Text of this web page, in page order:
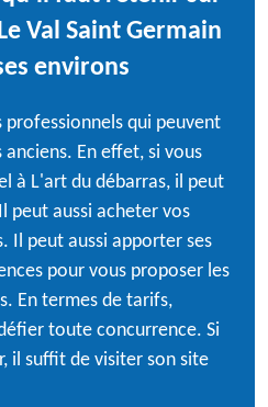
Val Saint Germain
environs
professionnels qui peuvent
En effet, si vous
à L'art du débarras, il peut
peut aussi acheter vos
Il peut aussi apporter ses
pour vous proposer les
En termes de tarifs,
toute concurrence. Si
il suffit de visiter son site